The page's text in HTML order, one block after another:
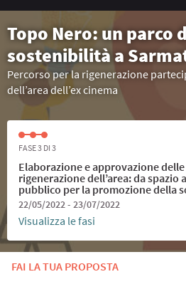
Topo Nero: un parco
sostenibilità a
Percorso per la rigenerazione
dell’area dell’ex cinema
FASE 3 DI 3
Elaborazione e approvazione
rigenerazione dell’area: da spazio
pubblico per la promozione della
22/05/2022 - 23/07/2022
Visualizza le fasi
FAI LA TUA PROPOSTA